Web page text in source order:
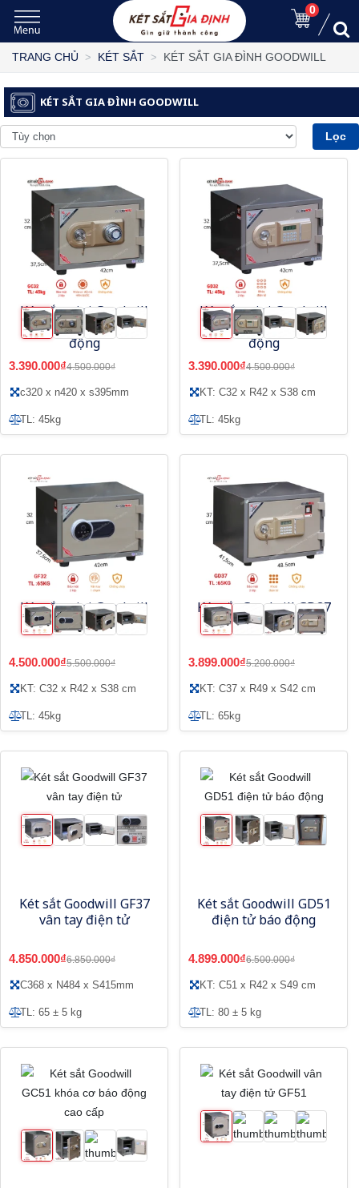
0
TRANG CHỦ KÉT SẮT KÉT SẮT GIA ĐÌNH GOODWILL
KÉT SẮT GIA ĐÌNH GOODWILL
Lọc
Két sắt mini Goodwill
GC32 khóa cơ có báo
động
3.390.000₫4.500.000₫
c320 x n420 x s395mm
TL: 45kg
Két sắt mini Goodwill
GD32 điện tử báo
động
3.390.000₫4.500.000₫
KT: C32 x R42 x S38 cm
TL: 45kg
Két sắt mini Goodwill
GF32 vân tay điện tử
4.500.000₫5.500.000₫
KT: C32 x R42 x S38 cm
TL: 45kg
Két sắt Goodwill GD37
điện tử có báo động
3.899.000₫5.200.000₫
KT: C37 x R49 x S42 cm
TL: 65kg
Két sắt Goodwill GF37
vân tay điện tử
4.850.000₫6.850.000₫
C368 x N484 x S415mm
TL: 65 ± 5 kg
Két sắt Goodwill GD51
điện tử báo động
4.899.000₫6.500.000₫
KT: C51 x R42 x S49 cm
TL: 80 ± 5 kg